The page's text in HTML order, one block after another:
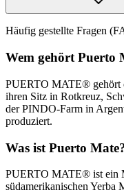
Der koffeinhaltigePuerto
des Granatapfels. Puerto
Weise kalt aufgebrüht und
belebend. Der
positiven Wirkungen von
Getränk: granatapfelstark!
ebenfalls ein echter Mate-
Verfeinert mit Zitronengras
Begleiter für den Alltag.
Zitronengras», mach
Wie vielen anderen
Häufig gestellte Fragen
Wem gehört Puerto
PUERTO MATE® gehört
ihren Sitz in Rotkreuz,
der PINDO-Farm in
produziert.
Was ist Puerto
PUERTO MATE® ist ein
südamerikanischen Yerba